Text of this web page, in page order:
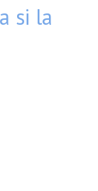
si la